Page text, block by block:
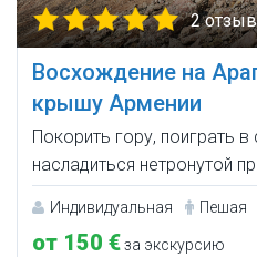
2
Восхождение на
крышу Армении
Покорить гору, поиграть
насладиться нетронутой
Индивидуальная Пешая
от 150 €за экскурсию